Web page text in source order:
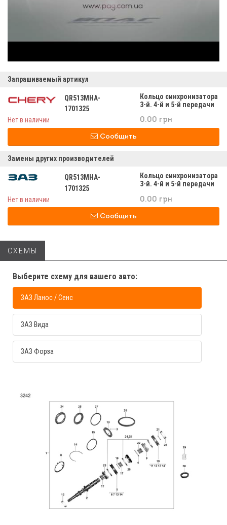
Запрашиваемый артикул
QR513MHA-
1701325
Кольцо синхронизатора
3-й. 4-й и 5-й передачи
Нет в наличии
0.00 грн
Сообщить
Замены других производителей
QR513MHA-
1701325
Кольцо синхронизатора
3-й. 4-й и 5-й передачи
Нет в наличии
0.00 грн
Сообщить
СХЕМЫ
Выберите схему для вашего авто:
ЗАЗ Ланос / Сенс
ЗАЗ Вида
ЗАЗ Форза